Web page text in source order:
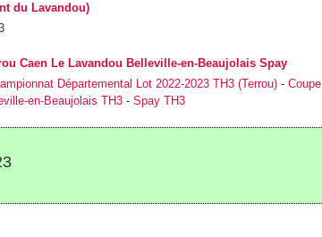
du Lavandou)
Caen Le Lavandou Belleville-en-Beaujolais Spay
Départemental Lot 2022-2023 TH3 (Terrou) - Coupe
en-Beaujolais TH3 - Spay TH3